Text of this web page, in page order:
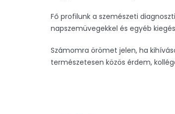
Fő profilunk a szemészeti
napszemüvegekkel és egyéb
Számomra örömet jelen, ha
természetesen közös érdem,